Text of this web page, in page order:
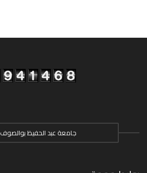
جامعة عبد الحفيظ بوالصوف